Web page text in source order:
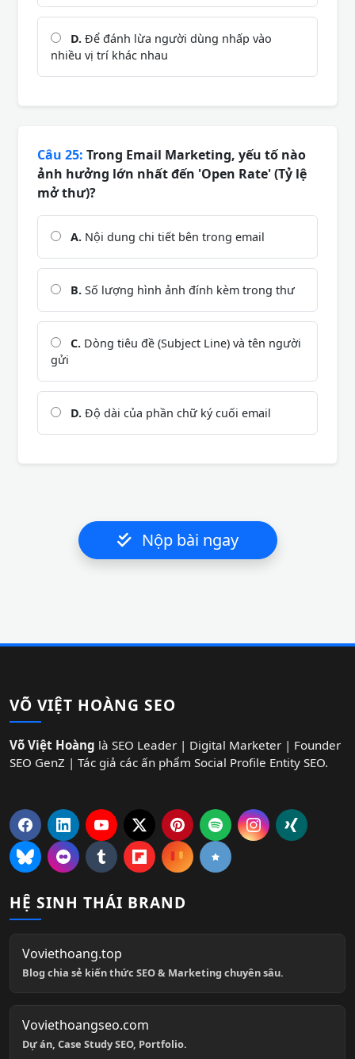
D. Để đánh lừa người dùng nhấp vào
nhiều vị trí khác nhau
Câu 25: Trong Email Marketing, yếu tố nào
ảnh hưởng lớn nhất đến 'Open Rate' (Tỷ lệ
mở thư)?
A. Nội dung chi tiết bên trong email
B. Số lượng hình ảnh đính kèm trong thư
C. Dòng tiêu đề (Subject Line) và tên người
gửi
D. Độ dài của phần chữ ký cuối email
Nộp bài ngay
VÕ VIỆT HOÀNG SEO
Võ Việt Hoàng là SEO Leader | Digital Marketer | Founder
SEO GenZ | Tác giả các ấn phẩm Social Profile Entity SEO.
HỆ SINH THÁI BRAND
Voviethoang.top
Blog chia sẻ kiến thức SEO & Marketing chuyên sâu.
Voviethoangseo.com
Dự án, Case Study SEO, Portfolio.